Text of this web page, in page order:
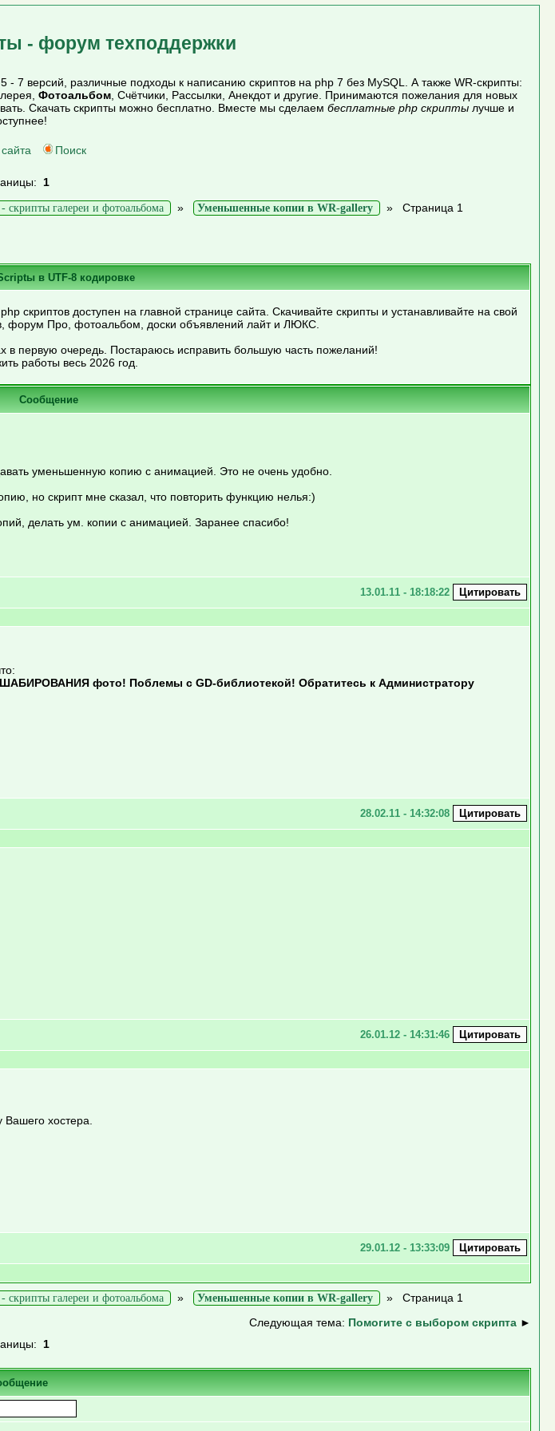
- форум техподдержки
версий, различные подходы к написанию скриптов на php 7 без MySQL. А также WR-скрипты:
Фотоальбом, Счётчики, Рассылки, Анекдот и другие. Принимаются пожелания для новых
Скачать скрипты можно бесплатно. Вместе мы сделаем бесплатные php скриптылучше и
Поиск
1
галереи и фотоальбома » Уменьшенные копии в WR-gallery » Страница 1
в UTF-8 кодировке
скриптов доступен на главной странице сайта. Скачивайте скрипты и устанавливайте на свой
форум Про, фотоальбом, доски объявлений лайт и ЛЮКС.
в первую очередь. Постараюсь исправить большую часть пожеланий!
работы весь 2026 год.
Сообщение
уменьшенную копию с анимацией. Это не очень удобно.
но скрипт мне сказал, что повторить функцию нелья:)
делать ум. копии с анимацией. Заранее спасибо!
13.01.11 - 18:18:22
фото! Поблемы с GD-библиотекой! Обратитесь к Администратору
28.02.11 - 14:32:08
26.01.12 - 14:31:46
хостера.
29.01.12 - 13:33:09
галереи и фотоальбома » Уменьшенные копии в WR-gallery » Страница 1
Следующая тема: Помогите с выбором скрипта►
1